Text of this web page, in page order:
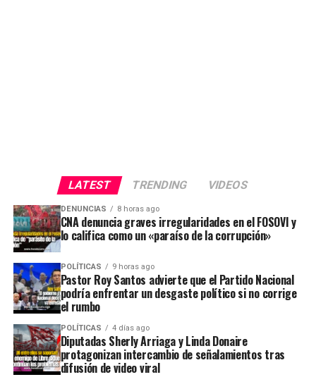
LATEST TRENDING VIDEOS
DENUNCIAS 8 horas ago
CNA denuncia graves irregularidades en el FOSOVI y
lo califica como un «paraíso de la corrupción»
POLÍTICAS 9 horas ago
Pastor Roy Santos advierte que el Partido Nacional
podría enfrentar un desgaste político si no corrige
el rumbo
POLÍTICAS 4 días ago
Diputadas Sherly Arriaga y Linda Donaire
protagonizan intercambio de señalamientos tras
difusión de video viral